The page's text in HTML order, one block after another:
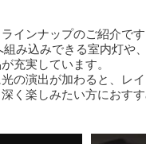
インナップのご紹介です
組み込みできる室内灯
充実しています。
の演出が加わると、レ
く楽しみたい方におすす